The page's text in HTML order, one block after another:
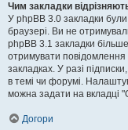
Чим закладки
У phpBB 3.0 закладки
браузері. Ви не
phpBB 3.1 закладки
отримувати
закладках. У разі
в темі чи форумі.
можна задати на вкладці
Догори